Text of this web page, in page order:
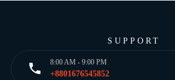
SUPPORT
8:00 AM - 9:00 PM
+8801676545852